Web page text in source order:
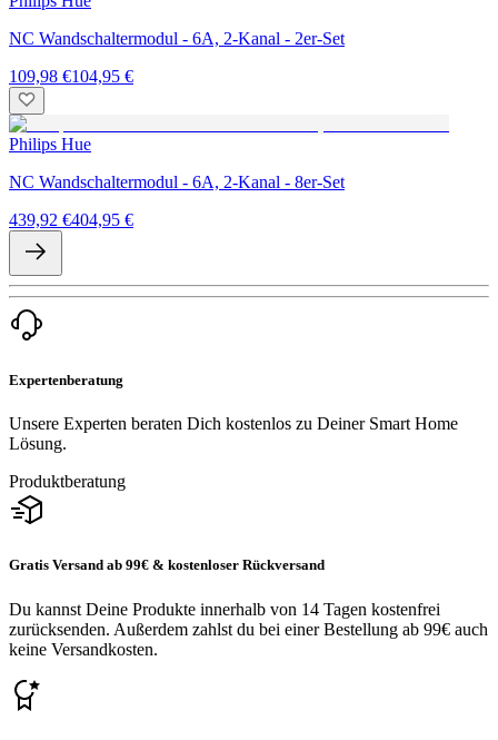
NC Wandschaltermodul - 6A, 2-Kanal - 2er-Set
109,98 €104,95 €
Philips Hue
NC Wandschaltermodul - 6A, 2-Kanal - 8er-Set
439,92 €404,95 €
Expertenberatung
Unsere Experten beraten Dich kostenlos zu Deiner Smart Home
Lösung.
Produktberatung
Gratis Versand ab 99€ & kostenloser Rückversand
Du kannst Deine Produkte innerhalb von 14 Tagen kostenfrei
zurücksenden. Außerdem zahlst du bei einer Bestellung ab 99€ auch
keine Versandkosten.